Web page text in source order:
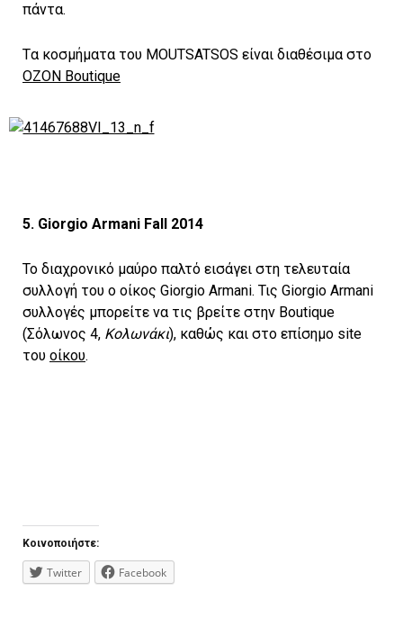
πάντα.
Tα κοσμήματα του MOUTSATSOS είναι διαθέσιμα στο
ΟΖΟΝ Boutique
5. Giorgio Armani Fall 2014
To διαχρονικό μαύρο παλτό εισάγει στη τελευταία
συλλογή του ο οίκος Giorgio Armani. Τις Giorgio Armani
συλλογές μπορείτε να τις βρείτε στην Boutique
(Σόλωνος 4, Κολωνάκι), καθώς και στο επίσημο site
του οίκου.
Κοινοποιήστε:
Twitter Facebook